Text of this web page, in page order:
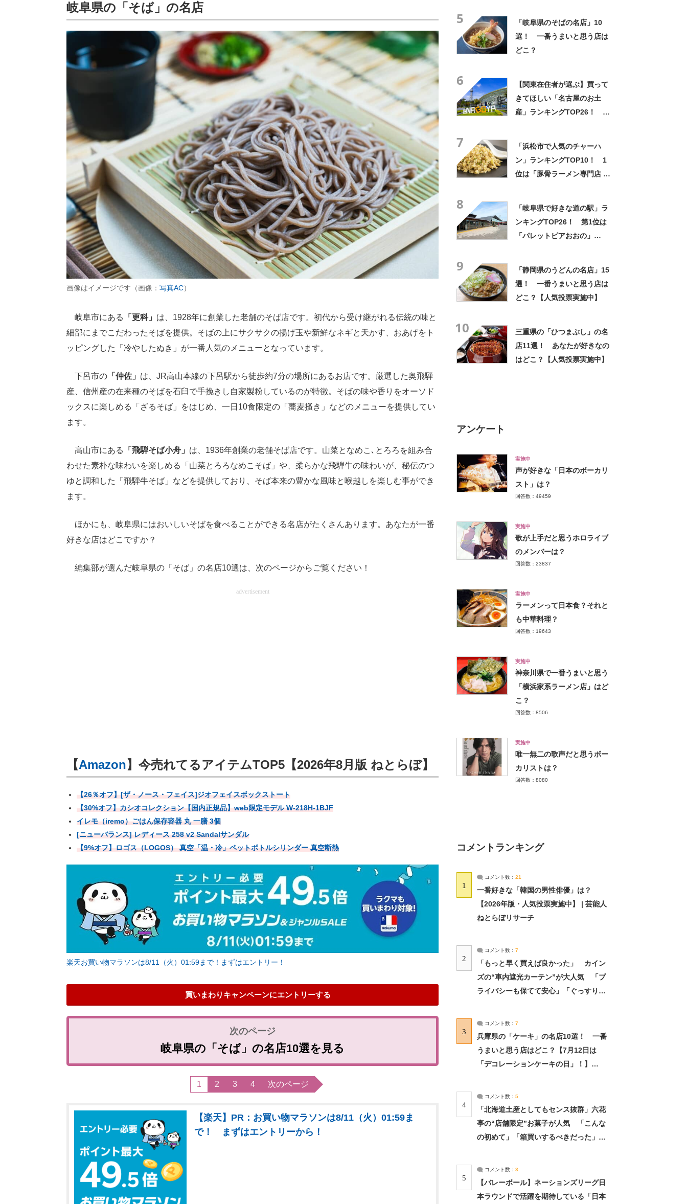
岐阜県の「そば」の名店
画像はイメージです（画像： 写真AC）
岐阜市にある 「更科」 は、1928年に創業した老舗のそば店です。初代から受け継がれる伝統の味と
細部にまでこだわったそばを提供。そばの上にサクサクの揚げ玉や新鮮なネギと天かす、おあげをト
ッピングした「冷やしたぬき」が一番人気のメニューとなっています。
下呂市の 「仲佐」 は、JR高山本線の下呂駅から徒歩約7分の場所にあるお店です。厳選した奥飛騨
産、信州産の在来種のそばを石臼で手挽きし自家製粉しているのが特徴。そばの味や香りをオーソド
ックスに楽しめる「ざるそば」をはじめ、一日10食限定の「蕎麦掻き」などのメニューを提供してい
ます。
高山市にある 「飛騨そば小舟」 は、1936年創業の老舗そば店です。山菜となめこ､とろろを組み合
わせた素朴な味わいを楽しめる「山菜とろろなめこそば」や、柔らかな飛騨牛の味わいが、秘伝のつ
ゆと調和した「飛騨牛そば」などを提供しており、そば本来の豊かな風味と喉越しを楽しむ事ができ
ます。
ほかにも、岐阜県にはおいしいそばを食べることができる名店がたくさんあります。あなたが一番
好きな店はどこですか？
編集部が選んだ岐阜県の「そば」の名店10選は、次のページからご覧ください！
advertisement
【Amazon】今売れてるアイテムTOP5【2026年8月版 ねとらぼ】
【26％オフ】[ザ・ノース・フェイス]ジオフェイスボックストート
【30%オフ】カシオコレクション【国内正規品】web限定モデル W-218H-1BJF
イレモ（iremo）ごはん保存容器 丸 一膳 3個
[ニューバランス] レディース 258 v2 Sandalサンダル
【9%オフ】ロゴス（LOGOS） 真空「温・冷」ペットボトルシリンダー 真空断熱
楽天お買い物マラソンは8/11（火）01:59まで！まずはエントリー！
買いまわりキャンペーンにエントリーする
岐阜県の「そば」の名店10選を見る
1 2 3 4 次のページ
【楽天】PR：お買い物マラソンは8/11（火）01:59ま
で！ まずはエントリーから！
5
「岐阜県のそばの名店」10
選！ 一番うまいと思う店は
どこ？
6
【関東在住者が選ぶ】買って
きてほしい「名古屋のお土
産」ランキングTOP26！ 第
7
「浜松市で人気のチャーハ
ン」ランキングTOP10！ 1
位は「豚骨ラーメン専門店 一
8
「岐阜県で好きな道の駅」ラ
ンキングTOP26！ 第1位は
「パレットピアおおの」
9
「静岡県のうどんの名店」15
選！ 一番うまいと思う店は
どこ？【人気投票実施中】
10
三重県の「ひつまぶし」の名
店11選！ あなたが好きなの
はどこ？【人気投票実施中】
アンケート
実施中
声が好きな「日本のボーカリ
スト」は？
回答数：49459
実施中
歌が上手だと思うホロライブ
のメンバーは？
回答数：23837
実施中
ラーメンって日本食？それと
も中華料理？
回答数：19643
実施中
神奈川県で一番うまいと思う
「横浜家系ラーメン店」はど
こ？
回答数：8506
実施中
唯一無二の歌声だと思うボー
カリストは？
回答数：8080
コメントランキング
1
コメント数： 21
一番好きな「韓国の男性俳優」は？
【2026年版・人気投票実施中】 | 芸能人
ねとらぼリサーチ
2
コメント数： 7
「もっと早く買えば良かった」 カイン
ズの“車内遮光カーテン”が大人気 「プ
ライバシーも保てて安心」「ぐっすり眠
3
コメント数： 7
兵庫県の「ケーキ」の名店10選！ 一番
うまいと思う店はどこ？【7月12日は
「デコレーションケーキの日」！】
4
コメント数： 5
「北海道土産としてもセンス抜群」六花
亭の“店舗限定”お菓子が人気 「こんな
の初めて」「箱買いするべきだった」
5
コメント数： 3
【バレーボール】ネーションズリーグ日
本ラウンドで活躍を期待している「日本